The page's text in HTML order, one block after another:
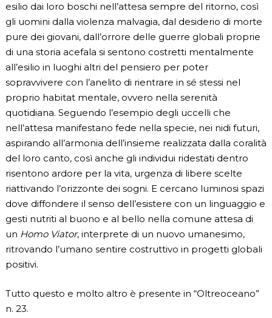
esilio dai loro boschi nell’attesa sempre del ritorno, così
gli uomini dalla violenza malvagia, dal desiderio di morte
pure dei giovani, dall’orrore delle guerre globali proprie
di una storia acefala si sentono costretti mentalmente
all’esilio in luoghi altri del pensiero per poter
sopravvivere con l’anelito di rientrare in sé stessi nel
proprio habitat mentale, ovvero nella serenità
quotidiana. Seguendo l’esempio degli uccelli che
nell’attesa manifestano fede nella specie, nei nidi futuri,
aspirando all’armonia dell’insieme realizzata dalla coralità
del loro canto, così anche gli individui ridestati dentro
risentono ardore per la vita, urgenza di libere scelte
riattivando l’orizzonte dei sogni. E cercano luminosi spazi
dove diffondere il senso dell’esistere con un linguaggio e
gesti nutriti al buono e al bello nella comune attesa di
un Homo Viator, interprete di un nuovo umanesimo,
ritrovando l’umano sentire costruttivo in progetti globali
positivi.
Tutto questo e molto altro è presente in “Oltreoceano”
n. 23.